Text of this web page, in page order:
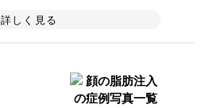
詳しく見る